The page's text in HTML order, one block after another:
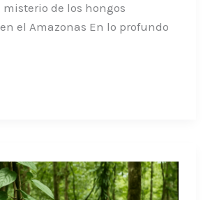
misterio de los hongos
el Amazonas En lo profundo